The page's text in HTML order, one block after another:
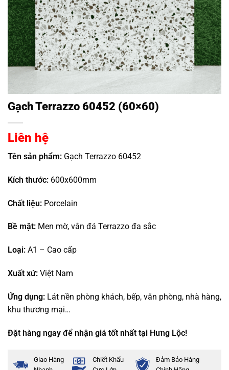
Gạch Terrazzo 60452 (60×60)
Liên hệ
Tên sản phẩm: Gạch Terrazzo 60452
Kích thước: 600x600mm
Chất liệu: Porcelain
Bề mặt: Men mờ, vân đá Terrazzo đa sắc
Loại: A1 – Cao cấp
Xuất xứ: Việt Nam
Ứng dụng: Lát nền phòng khách, bếp, văn phòng, nhà hàng,
khu thương mại…
Đặt hàng ngay để nhận giá tốt nhất tại Hưng Lộc!
Giao Hàng
Chiết Khấu
Đảm Bảo Hàng